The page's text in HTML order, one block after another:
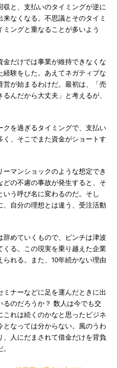
収と、支払いのタイミングが逆に
なくなる。不思議とそのタイミ
ングと重なることが多いよう
だけでは事業が維持できなくな
経験をした。あえてネガティブな
が始まるわけだ。最初は、「売
んだから大丈夫」と考えるが、
を過ぎるタイミングで、支払い
、そこでまた資金がショートす
マンショックのような想定でき
の不慮の事故が発生すると、そ
う呼び名に変わるのだ。そし
自分の理想とは違う、受注活動
めていくもので、ピンチは津波
る。この現実を乗り越えた企業
られる。また、10年続かない理由
ナーなどに足を運んだときに出
のだろうか？ 数人は今でも交
れは続くのかなと思ったビジネ
となっては分からない。風のうわ
人にだまされて借金だけを背負